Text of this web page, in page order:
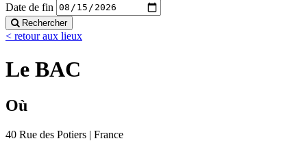
Date de fin
Rechercher
< retour aux lieux
Le BAC
Où
40 Rue des Potiers | France